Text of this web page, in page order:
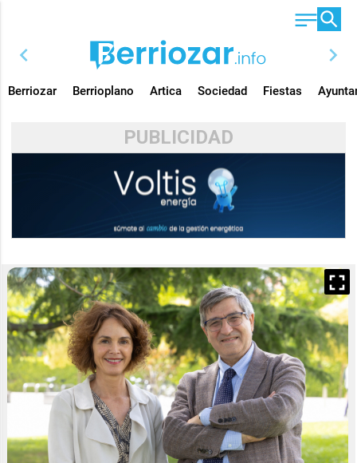
chevron_left chevron_right
Berriozar Berrioplano Artica Sociedad Fiestas
PUBLICIDAD